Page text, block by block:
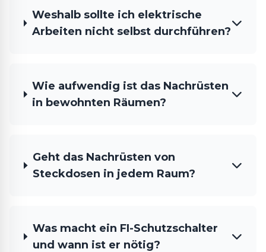
Weshalb sollte ich elektrische
Arbeiten nicht selbst durchführen?
Wie aufwendig ist das Nachrüsten
in bewohnten Räumen?
Geht das Nachrüsten von
Steckdosen in jedem Raum?
Was macht ein FI-Schutzschalter
und wann ist er nötig?